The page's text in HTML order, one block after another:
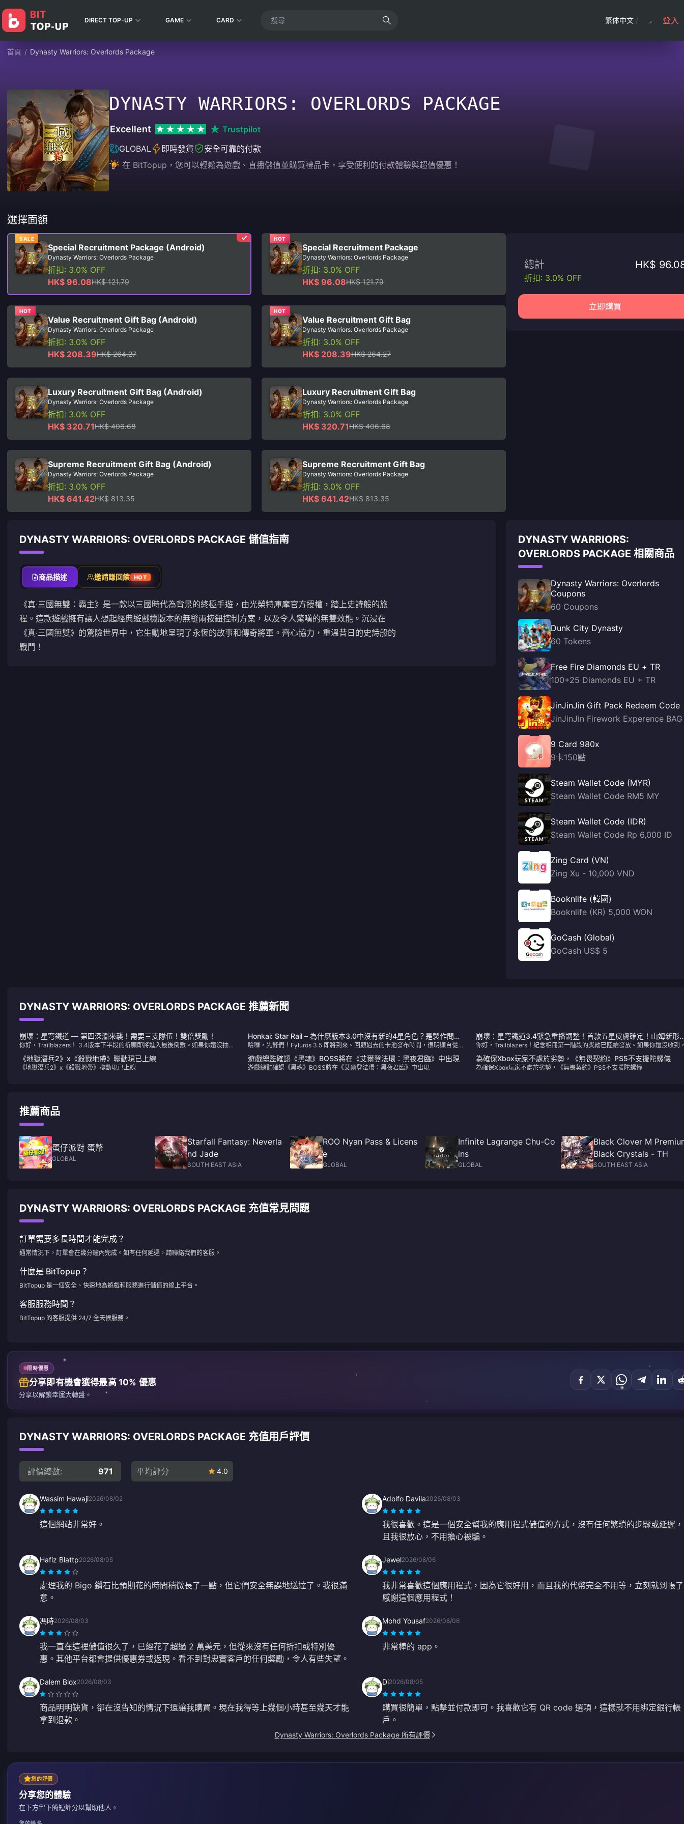
DIRECT TOP-UP GAME CARD 繁体中文 / 登入
首頁 / Dynasty Warriors: Overlords Package
DYNASTY WARRIORS: OVERLORDS PACKAGE
Excellent
Trustpilot
GLOBAL
即時發貨
安全可靠的付款
在 BitTopup，您可以輕鬆為遊戲、直播儲值並購買禮品卡，享受便利的付款體驗與超值優惠！
選擇面額
SALE
Special Recruitment Package (Android)
Dynasty Warriors: Overlords Package
折扣: 3.0% OFF
HK$ 96.08HK$ 121.79
HOT
Special Recruitment Package
Dynasty Warriors: Overlords Package
折扣: 3.0% OFF
HK$ 96.08HK$ 121.79
HOT
Value Recruitment Gift Bag (Android)
Dynasty Warriors: Overlords Package
折扣: 3.0% OFF
HK$ 208.39HK$ 264.27
HOT
Value Recruitment Gift Bag
Dynasty Warriors: Overlords Package
折扣: 3.0% OFF
HK$ 208.39HK$ 264.27
Luxury Recruitment Gift Bag (Android)
Dynasty Warriors: Overlords Package
折扣: 3.0% OFF
HK$ 320.71HK$ 406.68
Luxury Recruitment Gift Bag
Dynasty Warriors: Overlords Package
折扣: 3.0% OFF
HK$ 320.71HK$ 406.68
Supreme Recruitment Gift Bag (Android)
Dynasty Warriors: Overlords Package
折扣: 3.0% OFF
HK$ 641.42HK$ 813.35
Supreme Recruitment Gift Bag
Dynasty Warriors: Overlords Package
折扣: 3.0% OFF
HK$ 641.42HK$ 813.35
總計 HK$
折扣: 3.0% OFF
立即購買
DYNASTY WARRIORS: OVERLORDS PACKAGE 儲值指南
商品描述 邀請賺回饋 HOT
《真‧三國無雙：霸主》是一款以三國時代為背景的終極手遊，由光榮特庫摩官方授權，踏上史詩般的旅
程。這款遊戲擁有讓人想起經典遊戲機版本的無縫兩按鈕控制方案，以及令人驚嘆的無雙效能。沉浸在
《真‧三國無雙》的驚險世界中，它生動地呈現了永恆的故事和傳奇將軍。齊心協力，重溫昔日的史詩般的
戰鬥！
DYNASTY WARRIORS:
OVERLORDS PACKAGE 相關商品
Dynasty Warriors: Overlords
Coupons
60 Coupons
Dunk City Dynasty
60 Tokens
Free Fire Diamonds EU + TR
100+25 Diamonds EU + TR
JinJinJin Gift Pack Redeem Code
JinJinJin Firework Experence BAG
9 Card 980x
9卡150點
Steam Wallet Code (MYR)
Steam Wallet Code RM5 MY
Steam Wallet Code (IDR)
Steam Wallet Code Rp 6,000 ID
Zing Card (VN)
Zing Xu - 10,000 VND
Booknlife (韓國)
Booknlife (KR) 5,000 WON
GoCash (Global)
GoCash US$ 5
DYNASTY WARRIORS: OVERLORDS PACKAGE 推薦新聞
崩壞：星穹鐵道 — 第四深淵來襲！需要三支隊伍！雙倍獎勵！
你好，Trailblazers！ 3.4版本下半段的祈願即將進入最後倒數。如果你還沒抽到
想要的復刻角色，現在正是行動的時候！此外，我們還收集了一些關於Honkai:
Star Rail的最新消息——讓我們一起來看看吧！
Honkai: Star Rail – 為什麼版本3.0中沒有新的4星角色？是製作問題
還是其他原因？
哈囉，先鋒們！Fyluros 3.5 即將到來。回顧過去的卡池發布時間，很明顯自從
Moetze 之後就沒有推出新的4星角色。這是為什麼呢？
崩壞：星穹鐵道3.4緊急重播調整！首款五星皮膚確定！山姆新形
即將登場
你好，Trailblazers！紀念相冊第一階段的獎勵已陸續發放。如果你還沒收到
不用擔心——你可以透過遊戲內郵件或HoYoLAB應用程式查看你的進度。現
在，讓我們來了解一下Honkai: Star Rail的最新更新。
《地獄潛兵2》x《殺戮地帶》聯動現已上線
《地獄潛兵2》x《殺戮地帶》聯動現已上線
遊戲總監確認《黑魂》BOSS將在《艾爾登法環：黑夜君臨》中出現
遊戲總監確認《黑魂》BOSS將在《艾爾登法環：黑夜君臨》中出現
為確保Xbox玩家不處於劣勢，《無畏契約》PS5不支援陀螺儀
為確保Xbox玩家不處於劣勢，《無畏契約》PS5不支援陀螺儀
推薦商品
蛋仔派對 蛋幣
GLOBAL
Starfall Fantasy: Neverla
nd Jade
SOUTH EAST ASIA
ROO Nyan Pass & Licens
e
GLOBAL
Infinite Lagrange Chu-Co
ins
GLOBAL
Black Clover M
Black Crystals - TH
SOUTH EAST ASIA
DYNASTY WARRIORS: OVERLORDS PACKAGE 充值常見問題
訂單需要多長時間才能完成？
通常情況下，訂單會在幾分鐘內完成。如有任何延遲，請聯絡我們的客服。
什麼是 BitTopup？
BitTopup 是一個安全、快速地為遊戲和服務進行儲值的線上平台。
客服服務時間？
BitTopup 的客服提供 24/7 全天候服務。
限時優惠
分享即有機會獲得最高 10% 優惠
分享以解鎖幸運大轉盤。
DYNASTY WARRIORS: OVERLORDS PACKAGE 充值用戶評價
評價總數: 971 平均評分 4.0
Wassim Hawaji2026/08/02
這個網站非常好。
Adolfo Davila2026/08/03
我很喜歡。這是一個安全幫我的應用程式儲值的方式，沒有任何繁瑣的步驟或延遲
且我很放心，不用擔心被騙。
Hafiz Blattp2026/08/05
處理我的 Bigo 鑽石比預期花的時間稍微長了一點，但它們安全無誤地送達了。我很滿
意。
Jewel2026/08/06
我非常喜歡這個應用程式，因為它很好用，而且我的代幣完全不用等，立刻就到帳
感謝這個應用程式！
馮時2026/08/03
我一直在這裡儲值很久了，已經花了超過 2 萬美元，但從來沒有任何折扣或特別優
惠。其他平台都會提供優惠券或返現。看不到對忠實客戶的任何獎勵，令人有些失望。
Mohd Yousaf2026/08/06
非常棒的 app。
Dalem Blox2026/08/03
商品明明缺貨，卻在沒告知的情況下還讓我購買。現在我得等上幾個小時甚至幾天才能
拿到退款。
Di2026/08/05
購買很簡單，點擊並付款即可。我喜歡它有 QR code 選項，這樣就不用綁定銀行帳
戶。
Dynasty Warriors: Overlords Package 所有評價
您的評價
分享您的體驗
在下方留下簡短評分以幫助他人。